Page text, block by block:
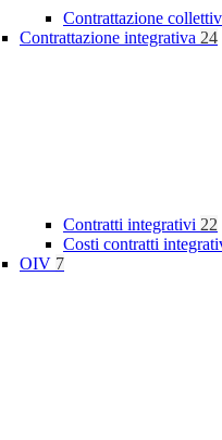
Contrattazione
Contrattazione integrativa 24
Contratti integrativi 22
Costi contratti
OIV 7